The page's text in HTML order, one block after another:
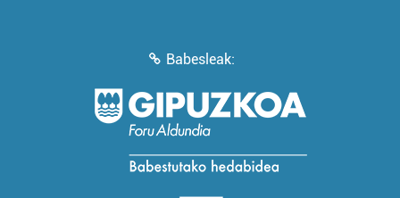
Babesleak: